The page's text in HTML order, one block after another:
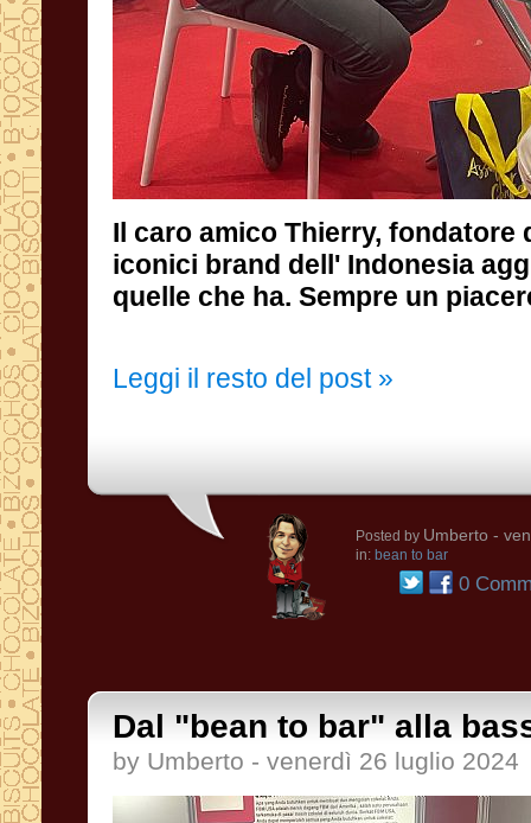
Il caro amico Thierry, fondatore
iconici brand dell' Indonesia
quelle che ha. Sempre un
Leggi il resto del post »
Posted by Umberto -
in: bean to bar
0
Dal "bean to bar" alla
by Umberto - venerdì 26 luglio 2024